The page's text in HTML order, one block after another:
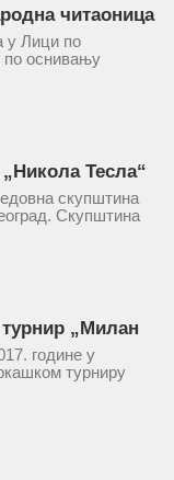
читаоница
у Лици по
по оснивању
у
и духовним
Тесла“
скупштина
Скупштина
Савски трг бр.
предложен...
„Милан
2017.
године у
турниру
године,
Плашког, као и